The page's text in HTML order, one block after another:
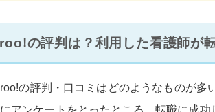
の評判は？利用した看護師が
の評判・口コミはどのようなものが
アンケートをとったところ、転職に成功